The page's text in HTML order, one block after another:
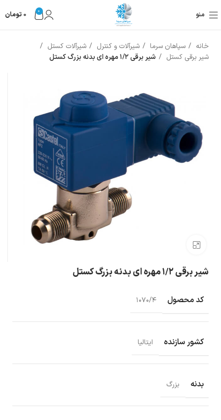
منو 0
0 تومان
خانه سپاهان سرما شیرآلات و کنترل
شیرآلات کستل
شیر برقی کستل
شیر برقی ۱/۲ مهره ای بدنه بزرگ کستل
شیر برقی ۱/۲ مهره ای بدنه بزرگ کستل
کد محصول ۱۰۷۰/۴
کشور سازنده ایتالیا
بدنه بزرگ